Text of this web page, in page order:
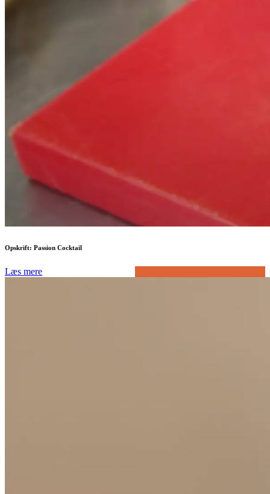
Opskrift: Passion Cocktail
Læs mere